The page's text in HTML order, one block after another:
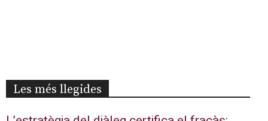
Les més llegides